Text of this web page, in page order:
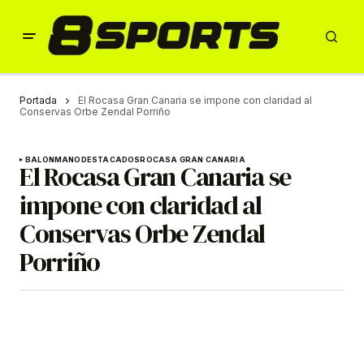
Portada
El Rocasa Gran Canaria se impone con claridad al
Conservas Orbe Zendal Porriño
BALONMANODESTACADOSROCASA GRAN CANARIA
El Rocasa Gran Canaria se
impone con claridad al
Conservas Orbe Zendal
Porriño